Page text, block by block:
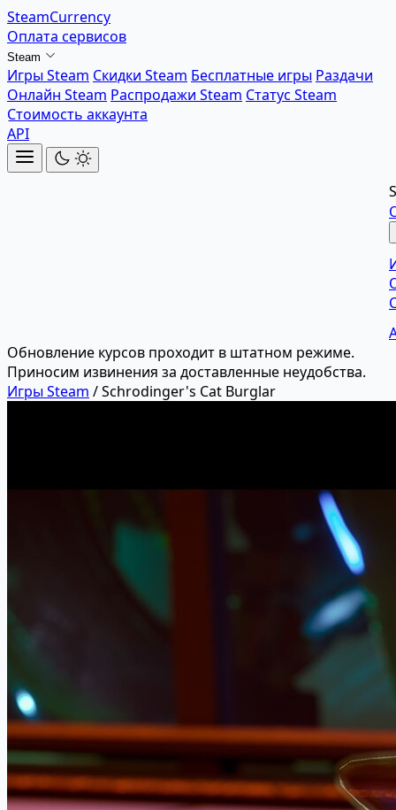
SteamCurrency
Оплата сервисов
Steam
Игры Steam Скидки Steam Бесплатные игры Раздачи
Онлайн Steam Распродажи Steam Статус Steam
Стоимость аккаунта
API
Обновление курсов проходит в штатном режиме.
Приносим извинения за доставленные неудобства.
Игры Steam /Schrodinger's Cat Burglar